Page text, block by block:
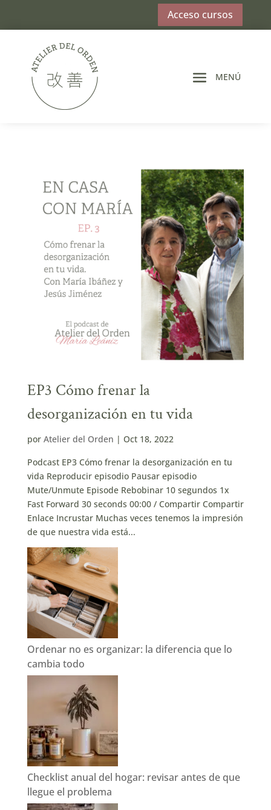
Acceso cursos
EP3 Cómo frenar la
desorganización en tu vida
por Atelier del Orden | Oct 18, 2022
Podcast EP3 Cómo frenar la desorganización en tu
vida Reproducir episodio Pausar episodio
Mute/Unmute Episode Rebobinar 10 segundos 1x
Fast Forward 30 seconds 00:00 / Compartir Compartir
Enlace Incrustar Muchas veces tenemos la impresión
de que nuestra vida está...
Ordenar no es organizar: la diferencia que lo
cambia todo
Checklist anual del hogar: revisar antes de que
llegue el problema